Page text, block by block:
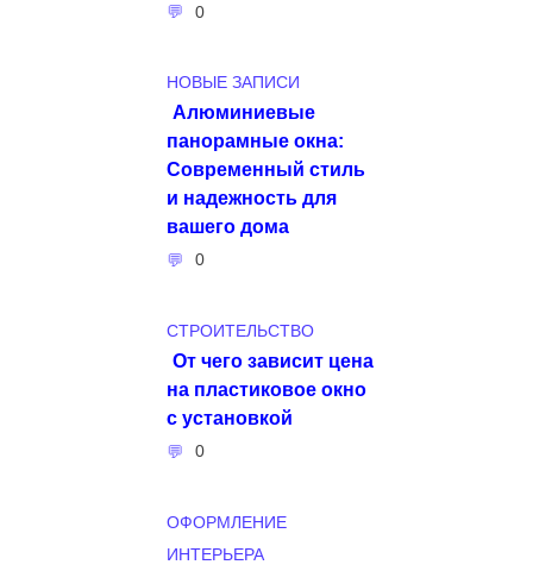
0
НОВЫЕ ЗАПИСИ
Алюминиевые
панорамные окна:
Современный стиль
и надежность для
вашего дома
0
СТРОИТЕЛЬСТВО
От чего зависит цена
на пластиковое окно
с установкой
0
ОФОРМЛЕНИЕ
ИНТЕРЬЕРА